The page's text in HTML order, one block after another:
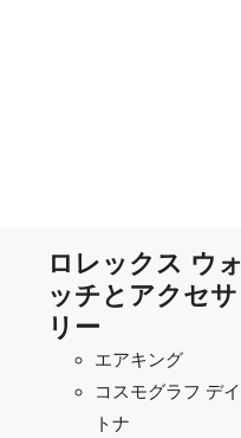
ロレックス ウォ
ッチとアクセサ
リー
エアキング
コスモグラフ デイ
トナ